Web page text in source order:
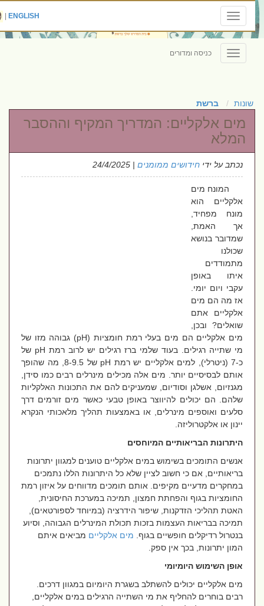
Toggle
navigation
ENGLISH
|
Toggle
navigation
כניסה ומדורים
שונות ברשת
מים אלקליים: המדריך המקיף וההסבר
המלא
נכתב על ידיחידושים ממומנים| 24/4/2025
המונח מים
אלקליים הוא
מונח מפחיד,
אך האמת,
שמדובר בנושא
שכולנו
מתמודדים
איתו באופן
עקבי ויום יומי.
אז מה הם מים
אלקליים אתם
שואלים? ובכן,
מים אלקליים הם מים בעלי רמת חומציות(pH)גבוהה מזו של
מי שתייה רגילים. בעוד שלמי ברז רגילים יש לרוב רמתpHשל
pH
של 8-9.5, מה שהופך
אותם לבסיסיים יותר. מים אלה מכילים מינרלים רבים כמו סידן,
מגנזיום, אשלגן וסודיום, שמעניקים להם את התכונות האלקליות
שלהם. הם יכולים להיווצר באופן טבעי כאשר מים זורמים דרך
סלעים ואוספים מינרלים, או באמצעות תהליך מלאכותי הנקרא
יינון או אלקטרוליזה.
היתרונות הבריאותיים המיוחסים
אנשים התומכים בשימוש במים אלקליים טוענים למגוון יתרונות
בריאותיים, אם כי חשוב לציין שלא כל היתרונות הללו נתמכים
במחקרים מדעיים מקיפים. אותם תומכים מדווחים על איזון רמת
החומציות בגוף והפחתת חמצון, תמיכה במערכת החיסונית,
האטת תהליכי הזדקנות, שיפור הידרציה (במיוחד לספורטאים),
תמיכה בבריאות העצמות בזכות תכולת המינרלים הגבוהה, וסיוע
בנטרול רדיקלים חופשיים בגוף. מים אלקלייםמביאים איתם
המון יתרונות, בכך אין ספק.
אופן השימוש היומיומי
מים אלקליים יכולים להשתלב בשגרת היומיום במגוון דרכים.
רבים בוחרים להחליף את מי השתייה הרגילים במים אלקליים,